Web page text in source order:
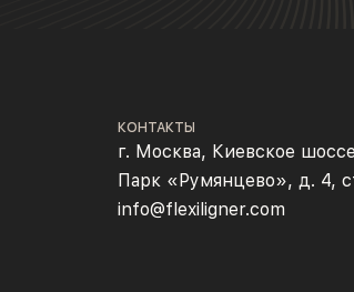
КОНТАКТЫ
г. Москва, Киевское
Парк «Румянцево», д. 4,
info@flexiligner.com